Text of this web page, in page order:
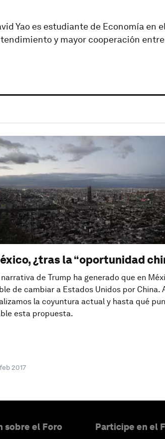
Yao es estudiante de Economía en
y mayor cooperación
¿tras la “oportunidad
narrativa de Trump ha generado que en
de cambiar a Estados Unidos por China.
la coyuntura actual y hasta qué
esta propuesta.
2017
sobre el Foro Participe en el